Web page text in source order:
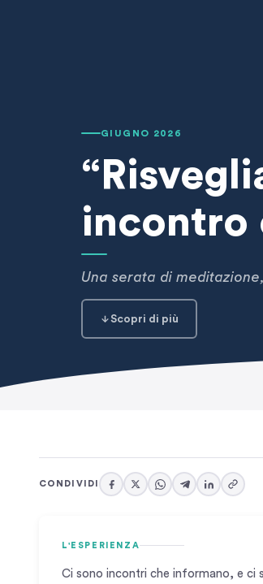
GIUGNO 2026
incontro
Una serata di
Scopri di più
CONDIVIDI
L'ESPERIENZA
Ci sono incontri che informano, e ci